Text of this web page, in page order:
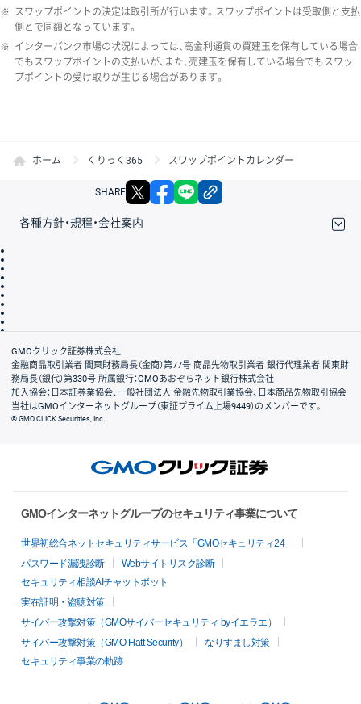
※ スワップポイントの決定は取引所が行います。スワップポイントは受取側と支払
側とで同額となっています。
※ インターバンク市場の状況によっては、高金利通貨の買建玉を保有している場合
でもスワップポイントの支払いが、また、売建玉を保有している場合でもスワッ
プポイントの受け取りが生じる場合があります。
ホーム くりっく365 スワップポイントカレンダー
SHARE X facebook
各種方針・規程・会社案内
会社案内
GMOクリック証券株式会社
金融商品取引業者 関東財務局長（金商）第77号 商品先物取引業者 銀行代理業者 関東財
務局長（銀代）第330号 所属銀行：GMOあおぞらネット銀行株式会社
加入協会：日本証券業協会、一般社団法人 金融先物取引業協会、日本商品先物取引協会
当社はGMOインターネットグループ（東証プライム上場9449）のメンバーです。
© GMO CLICK Securities, Inc.
GMOインターネットグループのセキュリティ事業について
世界初総合ネットセキュリティサービス「GMOセキュリティ24」
パスワード漏洩診断
Webサイトリスク診断
セキュリティ相談AIチャットボット
実在証明・盗聴対策
サイバー攻撃対策（GMOサイバーセキュリティ byイエラエ）
サイバー攻撃対策（GMO Flatt Security）
なりすまし対策
セキュリティ事業の軌跡